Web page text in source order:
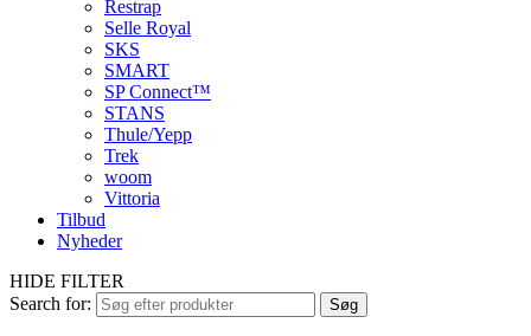
Restrap
Selle Royal
SKS
SMART
SP Connect™
STANS
Thule/Yepp
Trek
woom
Vittoria
Tilbud
Nyheder
HIDE FILTER
Search for:
Søg